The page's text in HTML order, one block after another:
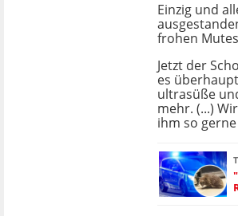
Einzig und
frohen
Jetzt der
es
ultrasüße
mehr. (...)
ihm so